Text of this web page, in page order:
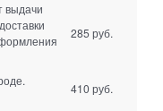
285 руб.
410 руб.